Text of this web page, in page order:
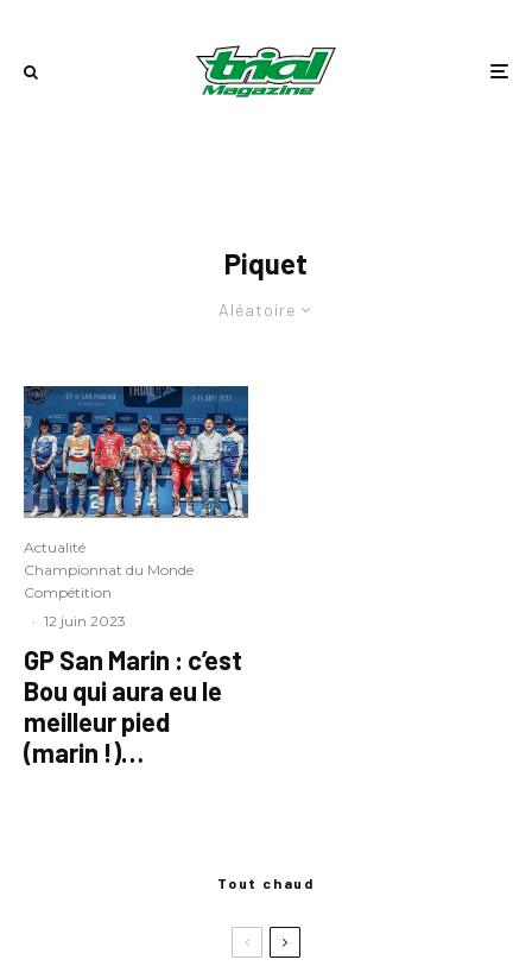
Piquet
Aléatoire
Actualité
Championnat du Monde
Compétition
· 12 juin 2023
GP San Marin : c’est
Bou qui aura eu le
meilleur pied
(marin !)…
Tout chaud